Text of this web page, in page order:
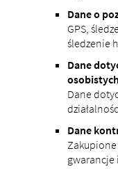
Dane o
GPS,
śledzenie
Dane
Dane
Dane
Zakupione
gwarancje